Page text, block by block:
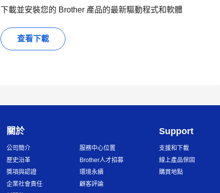
下載並安裝您的 Brother 產品的最新驅動程式和軟體
查看下載
關於
公司簡介
歷史沿革
獎項與認證
企業社會責任
服務中心位置
Brother人才招募
環境永續
顧客評論
Support
支援和下載
線上產品保固
購買地點